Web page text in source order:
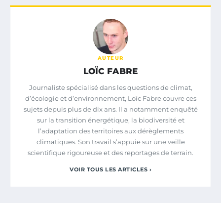
AUTEUR
LOÏC FABRE
Journaliste spécialisé dans les questions de climat,
d’écologie et d’environnement, Loïc Fabre couvre ces
sujets depuis plus de dix ans. Il a notamment enquêté
sur la transition énergétique, la biodiversité et
l’adaptation des territoires aux dérèglements
climatiques. Son travail s’appuie sur une veille
scientifique rigoureuse et des reportages de terrain.
VOIR TOUS LES ARTICLES ›